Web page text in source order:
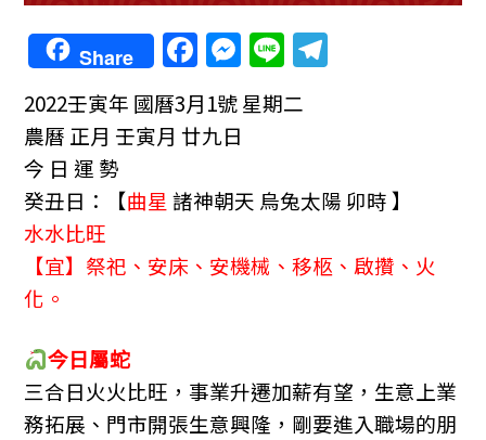
Share F
a
c
e
b
o
o
k
M
e
ss
n
g
er
Li
n
e
a
m
2022壬寅年 國曆3月1號 星期二
農曆 正月 壬寅月 廿九日
今 日 運 勢
癸丑日：
【曲星 諸神朝天 烏兔太陽 卯時 】
水水比旺
【宜】祭祀、安床、安機械、移柩、啟攢、火
化。
今日屬蛇
三合日火火比旺，事業升遷加薪有望，生意上業
務拓展、門市開張生意興隆，剛要進入職場的朋